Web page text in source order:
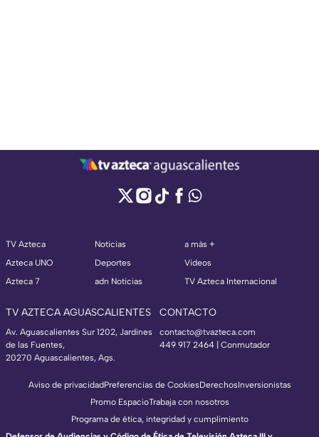
TV Azteca
Azteca UNO
Azteca 7
Noticias
Deportes
adn Noticias
a más +
Videos
TV Azteca Internacional
TV AZTECA AGUASCALIENTES
Av. Aguascalientes Sur 1202, Jardines
de las Fuentes,
20270 Aguascalientes, Ags.
CONTACTO
contacto@tvazteca.com
449 917 2464 | Conmutador
Aviso de privacidadPreferencias de CookiesDerechosInversionistas
Promo EspacioTrabaja con nosotros
Programa de ética, integridad y cumplimiento